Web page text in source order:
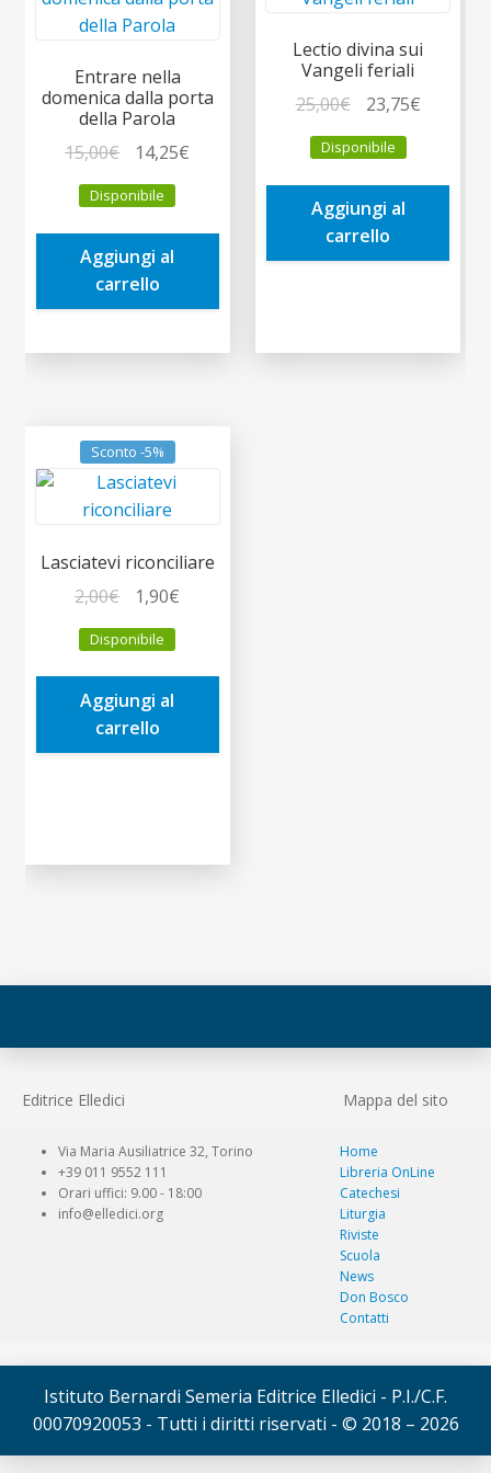
Entrare nella
domenica dalla porta
della Parola
15,00€
prezzo
originale
era:
15,00€.
14,25€
è:
Disponibile
Aggiungi al
carrello
Lectio divina sui
Vangeli feriali
25,00€
prezzo
originale
era:
25,00€.
23,75€Il
è:
Disponibile
Aggiungi al
carrello
Sconto -5%
Lasciatevi riconciliare
2,00€
prezzo
originale
era:
2,00€.
1,90€
è:
Disponibile
Aggiungi al
carrello
Editrice Elledici Mappa del sito
Via Maria Ausiliatrice 32, Torino
+39 011 9552 111
Orari uffici: 9.00 - 18:00
info@elledici.org
Home
Libreria OnLine
Catechesi
Liturgia
Riviste
Scuola
News
Don Bosco
Contatti
Istituto Bernardi Semeria Editrice Elledici - P.I./C.F.
00070920053 - Tutti i diritti riservati - © 2018 – 2026